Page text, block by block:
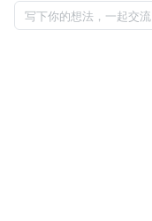
写下你的想法，一起交流